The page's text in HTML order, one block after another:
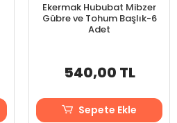
Ekermak Hububat Mibzer
Gübre ve Tohum Başlık-6
Adet
540,00 TL
Sepete Ekle